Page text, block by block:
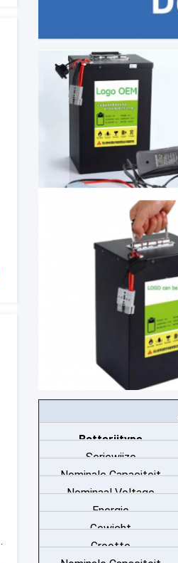
Batterijtype
Seriewijze
Nominale Capaciteit
Nominaal Voltage
Energie
Gewicht
Grootte